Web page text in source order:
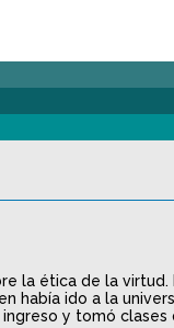
la ética de la virtud.
había ido a la
y tomó